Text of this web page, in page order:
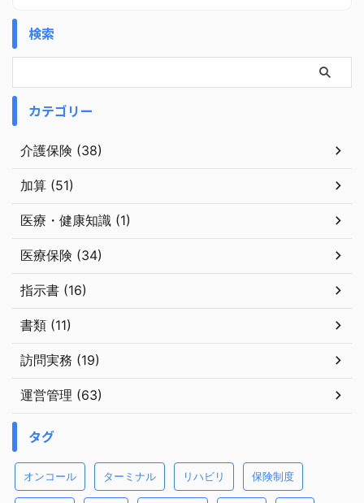
検索
カテゴリー
介護保険 (38)
加算 (51)
医療・健康知識 (1)
医療保険 (34)
指示書 (16)
書類 (11)
訪問実務 (19)
運営管理 (63)
タグ
オンコール ターミナル リハビリ 保険制度